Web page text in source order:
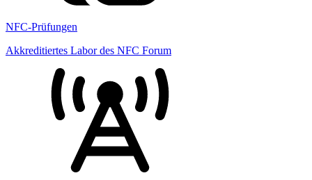
NFC-Prüfungen
Akkreditiertes Labor des NFC Forum